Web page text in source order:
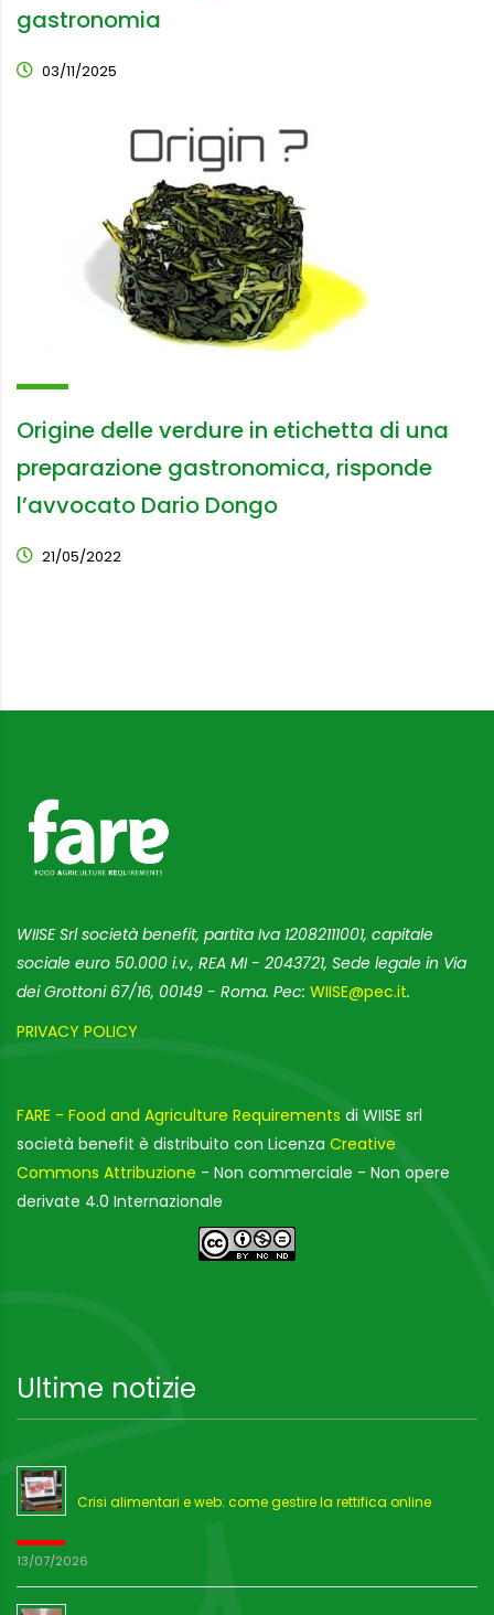
gastronomia
03/11/2025
Origine delle verdure in etichetta di una
preparazione gastronomica, risponde
l’avvocato Dario Dongo
21/05/2022
WIISE Srl società benefit, partita Iva 12082111001, capitale
sociale euro 50.000 i.v., REA MI - 2043721, Sede legale in Via
dei Grottoni 67/16, 00149 - Roma. Pec: WIISE@pec.it.
PRIVACY POLICY
FARE - Food and Agriculture Requirements di WIISE srl
società benefit è distribuito con Licenza Creative
Commons Attribuzione - Non commerciale - Non opere
derivate 4.0 Internazionale
Ultime notizie
Crisi alimentari e web: come gestire la rettifica online
13/07/2026